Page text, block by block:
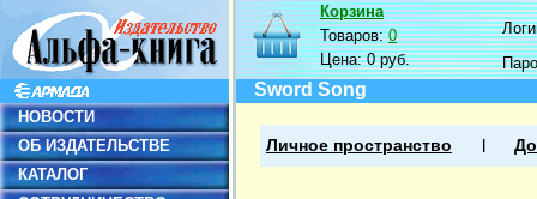
НОВОСТИ
ОБ ИЗДАТЕЛЬСТВЕ
КАТАЛОГ
Корзина
Товаров:0
Цена:0 руб.
Sword Song
Личное пространство